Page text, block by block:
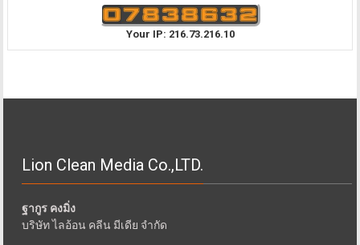
Your IP: 216.73.216.10
Lion Clean Media Co.,LTD.
ฐากูร คงมิ่ง
บริษัท ไลอ้อน คลีน มีเดีย จำกัด